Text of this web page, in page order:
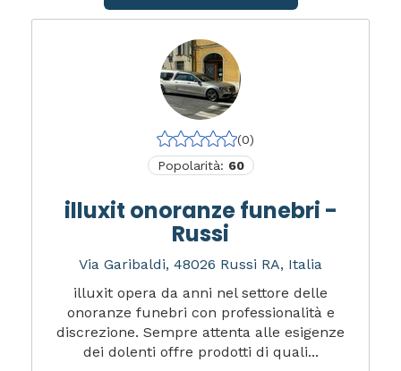
(0)
Popolarità: 60
illuxit onoranze funebri -
Russi
Via Garibaldi, 48026 Russi RA, Italia
illuxit opera da anni nel settore delle
onoranze funebri con professionalità e
discrezione. Sempre attenta alle esigenze
dei dolenti offre prodotti di quali...